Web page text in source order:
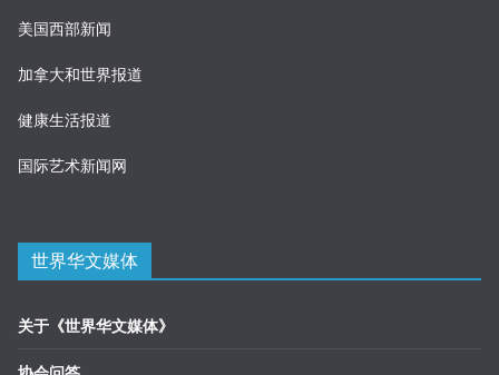
美国西部新闻
加拿大和世界报道
健康生活报道
国际艺术新闻网
世界华文媒体
关于《世界华文媒体》